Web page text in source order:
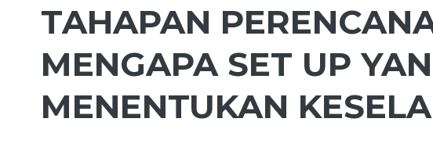
TAHAPAN
MENGAPA SET UP
MENENTUKAN